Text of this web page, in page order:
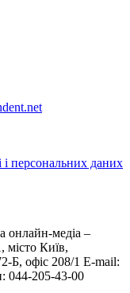
і персональних даних
онлайн-медіа –
місто Київ,
офіс 208/1 E-mail:
044-205-43-00